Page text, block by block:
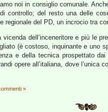
noi in consiglio comunale.
controllo; del resto una delle
regionale del PD, un incrocio tra
dell’inceneritore e più le
(è costoso, inquinante e uno
e della tecnica prospettato
opere all’italiana, dove
»